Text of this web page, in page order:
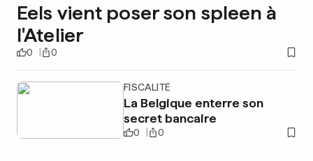
Eels vient poser son spleen à
l'Atelier
0 0
FISCALITÉ
La Belgique enterre son
secret bancaire
0 0